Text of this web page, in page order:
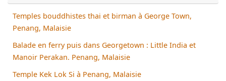
Temples bouddhistes thai et birman à George Town,
Penang, Malaisie
Balade en ferry puis dans Georgetown : Little India et
Manoir Perakan. Penang, Malaisie
Temple Kek Lok Si à Penang, Malaisie